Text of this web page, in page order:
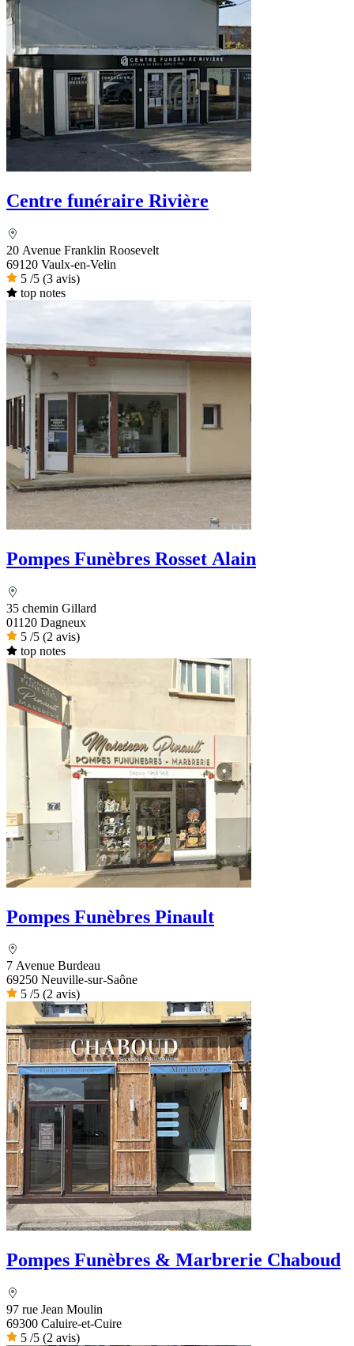
Centre funéraire Rivière
20 Avenue Franklin Roosevelt
69120 Vaulx-en-Velin
5 /5 (3 avis)
top notes
Pompes Funèbres Rosset Alain
35 chemin Gillard
01120 Dagneux
5 /5 (2 avis)
top notes
Pompes Funèbres Pinault
7 Avenue Burdeau
69250 Neuville-sur-Saône
5 /5 (2 avis)
Pompes Funèbres & Marbrerie Chaboud
97 rue Jean Moulin
69300 Caluire-et-Cuire
5 /5 (2 avis)